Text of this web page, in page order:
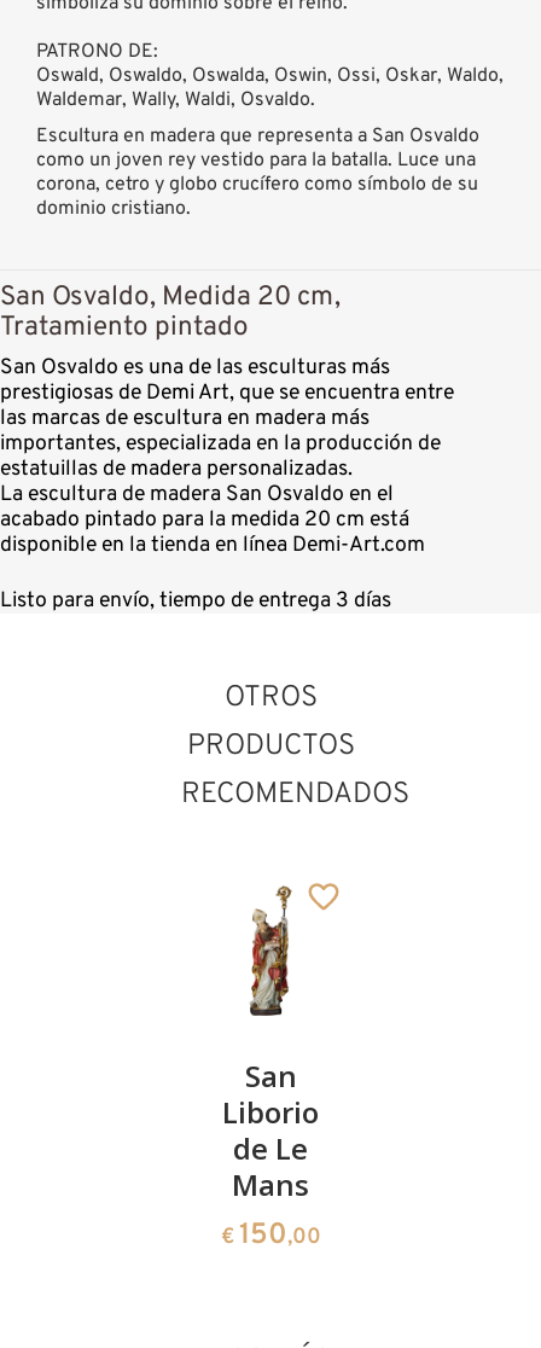
PATRONO DE:
Oswald, Oswaldo, Oswalda, Oswin, Ossi, Oskar, Waldo,
Waldemar, Wally, Waldi, Osvaldo.
Escultura en madera que representa a San Osvaldo
como un joven rey vestido para la batalla. Luce una
corona, cetro y globo crucífero como símbolo de su
dominio cristiano.
San Osvaldo, Medida 20 cm,
Tratamiento pintado
San Osvaldo es una de las esculturas más
prestigiosas de Demi Art, que se encuentra entre
las marcas de escultura en madera más
importantes, especializada en la producción de
estatuillas de madera personalizadas.
La escultura de madera San Osvaldo en el
acabado pintado para la medida 20 cm está
disponible en la tienda en línea Demi-Art.com
Listo para envío, tiempo de entrega 3 días
OTROS
PRODUCTOS
RECOMENDADOS
San
Liborio
de Le
Mans
€ 150,00